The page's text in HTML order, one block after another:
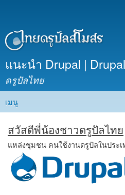
เนื้อหา
แนะนำ Drupal |
ดรูปัลไทย
Main menu
เมนู
สวัสดีพี่น้องชาวดรูปัลไทย
แหล่งชุมชน คนใช้งานดรูปัลในประเ